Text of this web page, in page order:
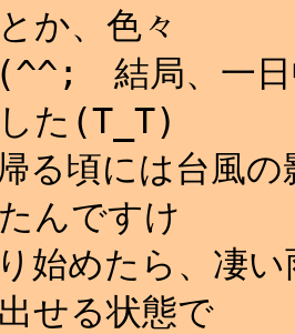
か、色々
結局、一日
た(T_T)
る頃には台風
んですけ
始めたら、凄
せる状態で